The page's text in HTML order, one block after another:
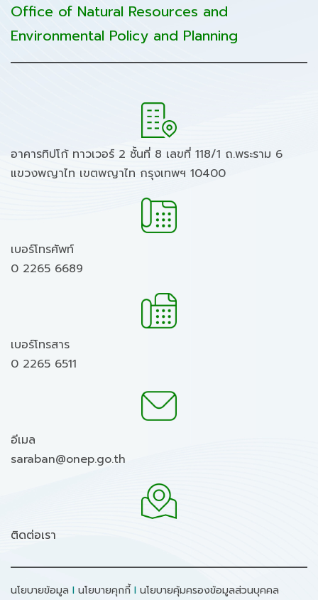
Office of Natural Resources and
Environmental Policy and Planning
อาคารทิปโก้ ทาวเวอร์ 2 ชั้นที่ 8 เลขที่ 118/1 ถ.พระราม 6
แขวงพญาไท เขตพญาไท กรุงเทพฯ 10400
เบอร์โทรศัพท์
0 2265 6689
เบอร์โทรสาร
0 2265 6511
อีเมล
saraban@onep.go.th
ติดต่อเรา
นโยบายข้อมูล I นโยบายคุกกี้ I นโยบายคุ้มครองข้อมูลส่วนบุคคล